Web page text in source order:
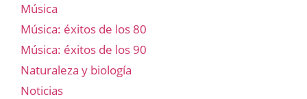
Música
Música: éxitos de los 80
Música: éxitos de los 90
Naturaleza y biología
Noticias